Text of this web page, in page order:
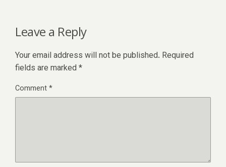
Leave a Reply
Your email address will not be published. Required
fields are marked *
Comment*